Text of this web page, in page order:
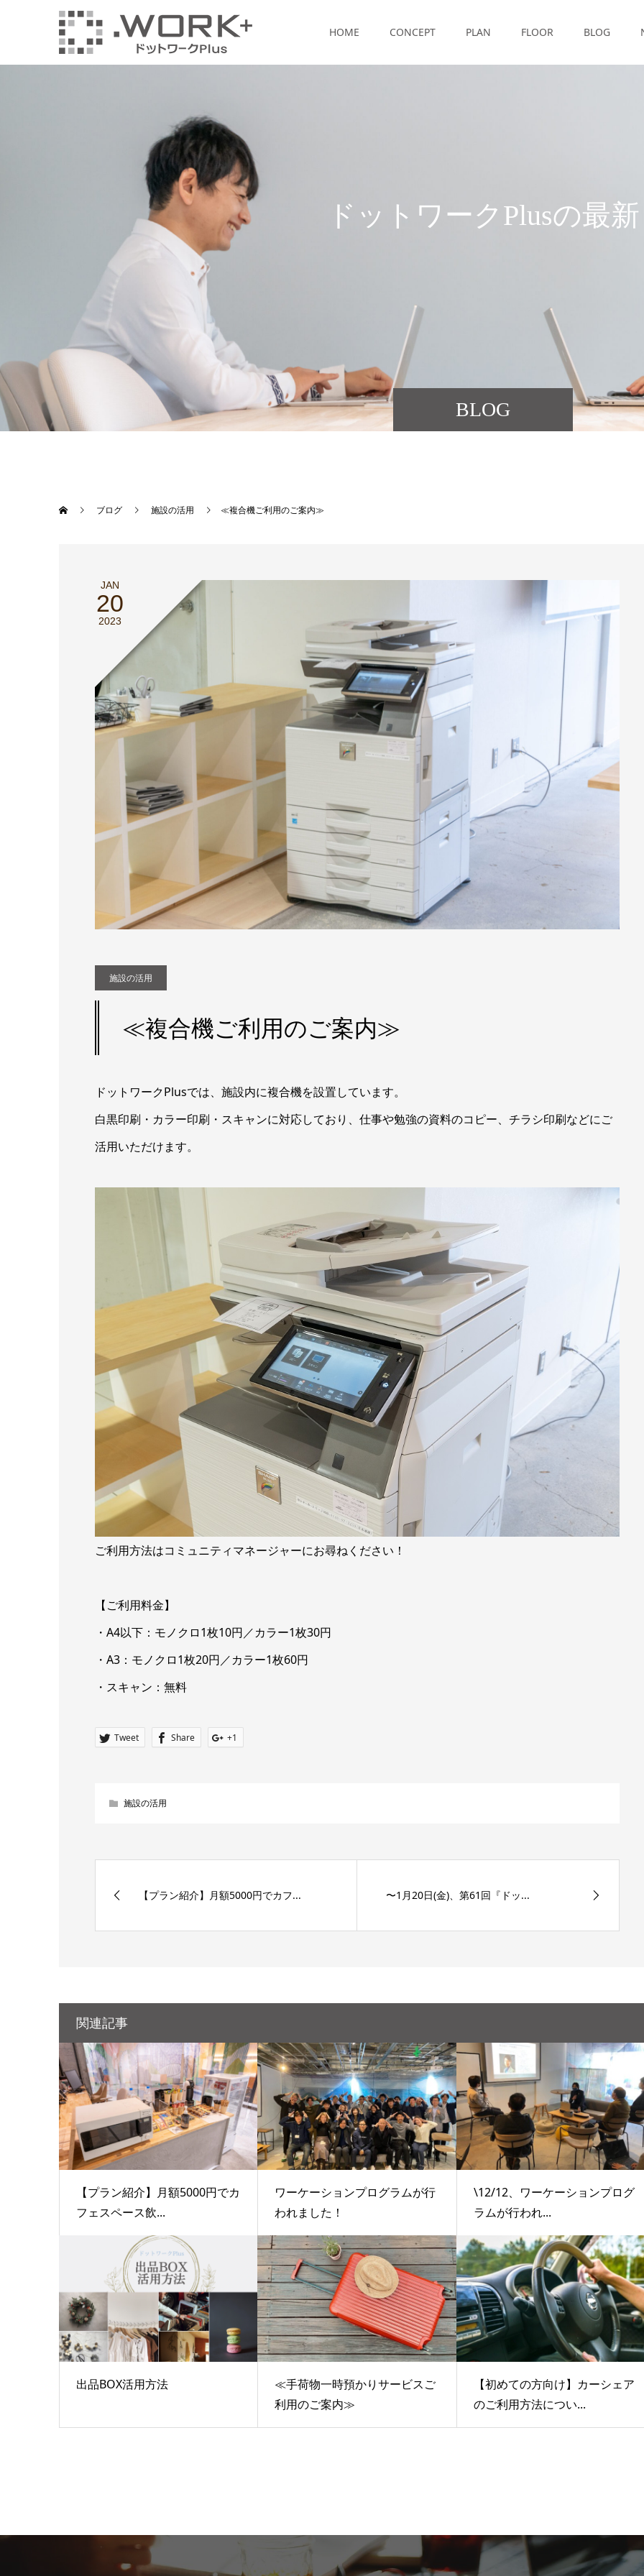
HOME CONCEPT PLAN FLOOR BLOG
BLOG
ドッ ー ク Pl usの最新情報を発
ブログ 施設の活用 ≪複合機ご利用のご案内≫
JAN
20
2023
施設の活用
≪複合機ご利用のご案内≫
ドットワークPlusでは、施設内に複合機を設置しています。
白黒印刷・カラー印刷・スキャンに対応しており、仕事や勉強の資料のコピー、チラシ印刷などにご
活用いただけます。
ご利用方法はコミュニティマネージャーにお尋ねください！
【ご利用料金】
・A4以下：モノクロ1枚10円／カラー1枚30円
・A3：モノクロ1枚20円／カラー1枚60円
・スキャン：無料
Tweet Share +1
施設の活用
【プラン紹介】月額5000円でカフ... 〜1月20日(金)、第61回『ドッ...
関連記事
【プラン紹介】月額5000円でカ
フェスペース飲...
ワーケーションプログラムが行
われました！
\12/12、ワーケーションプログ
ラムが行われ...
出品BOX活用方法
≪手荷物一時預かりサービスご
利用のご案内≫
【初めての方向け】カーシェア
のご利用方法につい...